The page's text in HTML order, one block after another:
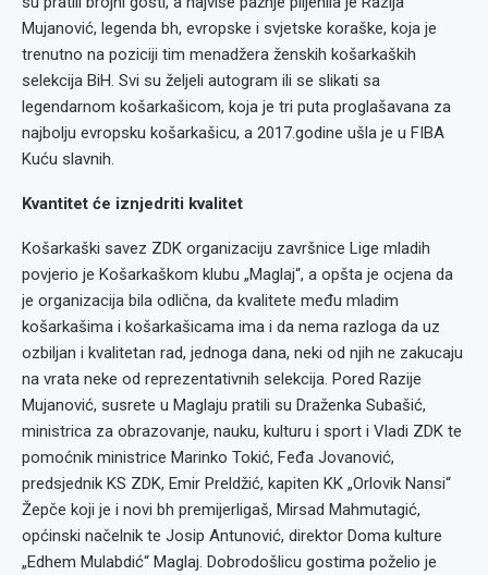
Mujanović, legenda bh, evropske i svjetske koraške, koja je
trenutno na poziciji tim menadžera ženskih košarkaških
selekcija BiH. Svi su željeli autogram ili se slikati sa
legendarnom košarkašicom, koja je tri puta proglašavana za
najbolju evropsku košarkašicu, a 2017.godine ušla je u FIBA
Kuću slavnih.
Kvantitet će iznjedriti kvalitet
Košarkaški savez ZDK organizaciju završnice Lige mladih
povjerio je Košarkaškom klubu „Maglaj“, a opšta je ocjena da
je organizacija bila odlična, da kvalitete među mladim
košarkašima i košarkašicama ima i da nema razloga da uz
ozbiljan i kvalitetan rad, jednoga dana, neki od njih ne zakucaju
na vrata neke od reprezentativnih selekcija. Pored Razije
Mujanović, susrete u Maglaju pratili su Draženka Subašić,
ministrica za obrazovanje, nauku, kulturu i sport i Vladi ZDK te
pomoćnik ministrice Marinko Tokić, Feđa Jovanović,
predsjednik KS ZDK, Emir Preldžić, kapiten KK „Orlovik Nansi“
Žepče koji je i novi bh premijerligaš, Mirsad Mahmutagić,
općinski načelnik te Josip Antunović, direktor Doma kulture
„Edhem Mulabdić“ Maglaj. Dobrodošlicu gostima poželio je